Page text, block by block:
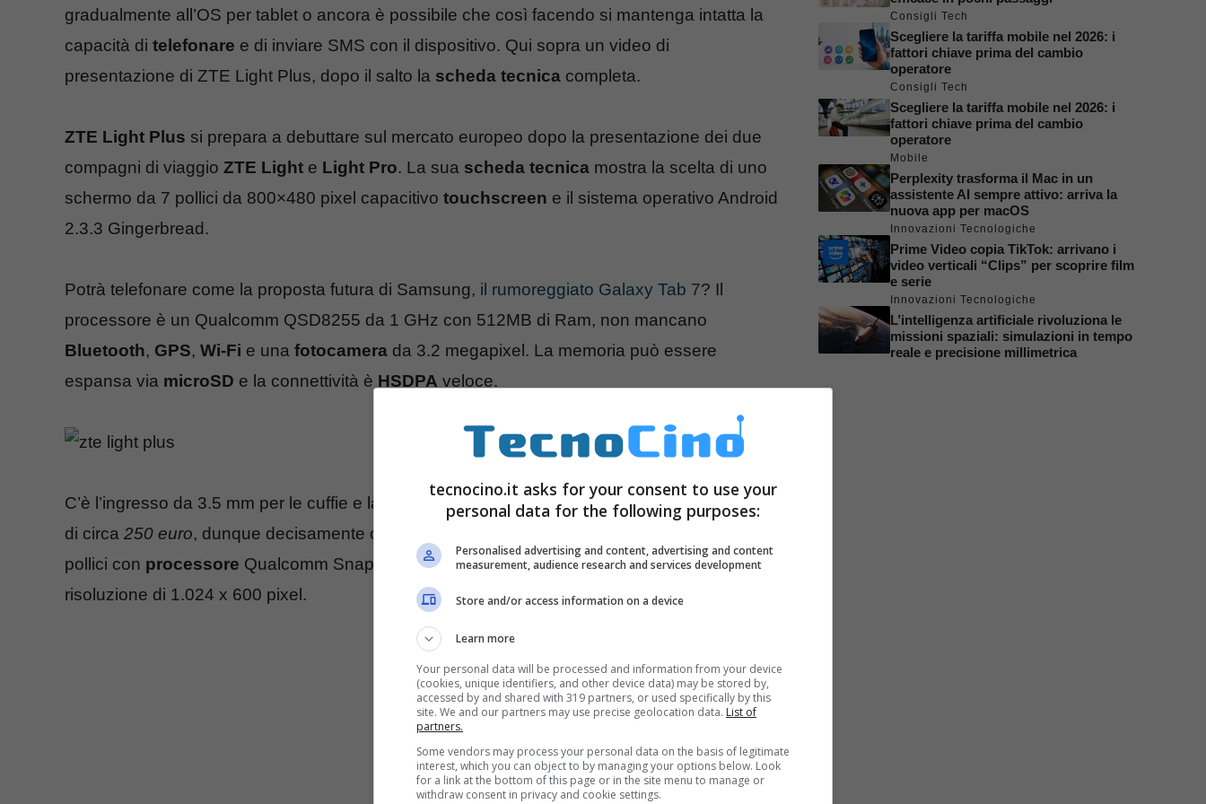
gradualmente all’OS per tablet o ancora è possibile che così facendo si mantenga intatta la
capacità di telefonare e di inviare SMS con il dispositivo. Qui sopra un video di
presentazione di ZTE Light Plus, dopo il salto la scheda tecnica completa.
ZTE Light Plus si prepara a debuttare sul mercato europeo dopo la presentazione dei due
compagni di viaggio ZTE Light e Light Pro. La sua scheda tecnica mostra la scelta di uno
schermo da 7 pollici da 800×480 pixel capacitivo touchscreen e il sistema operativo Android
2.3.3 Gingerbread.
Potrà telefonare come la proposta futura di Samsung, il rumoreggiato Galaxy Tab 7? Il
processore è un Qualcomm QSD8255 da 1 GHz con 512MB di Ram, non mancano
Bluetooth, GPS, Wi-Fi e una fotocamera da 3.2 megapixel. La memoria può essere
espansa via microSD e la connettività è HSDPA veloce.
C’è l’ingresso da 3.5 mm per le cuffie e la colorazione è nera lucida. Il prezzo
di vendita sarà
di circa 250 euro, dunque decisamente competitivo. Il cugino ZTE Light 2 è sempre da 7
pollici con processore Qualcomm SnapDragon da 1,2 GHz ma ildisplaysale alla
risoluzione di 1.024 x 600 pixel.
Consigli Tech
Scegliere la tariffa mobile nel 2026: i
fattori chiave prima del cambio
operatore
Consigli Tech
Scegliere la tariffa mobile nel 2026: i
fattori chiave prima del cambio
operatore
Mobile
Perplexity trasforma il Mac in un
assistente AI sempre attivo: arriva la
nuova app per macOS
Innovazioni Tecnologiche
Prime Video copia TikTok: arrivano i
video verticali “Clips” per scoprire film
e serie
Innovazioni Tecnologiche
L’intelligenza artificiale rivoluziona le
missioni spaziali: simulazioni in tempo
reale e precisione millimetrica
tecnocino.it asks for your consent to use your
personal data for the following purposes:
Personalised advertising and content, advertising and content
measurement, audience research and services development
Store and/or access information on a device
Learn more
Your personal data will be processed and information from your device
(cookies, unique identifiers, and other device data) may be stored by,
accessed by and shared with 319 partners, or used specifically by this
site. We and our partners may use precise geolocation data. List of
partners.
Some vendors may process your personal data on the basis of legitimate
interest, which you can object to by managing your options below. Look
for a link at the bottom of this page or in the site menu to manage or
withdraw consent in privacy and cookie settings.